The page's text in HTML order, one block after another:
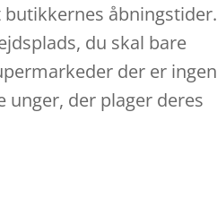
åbningstider.
du skal bare
der er ingen
unger, der plager deres